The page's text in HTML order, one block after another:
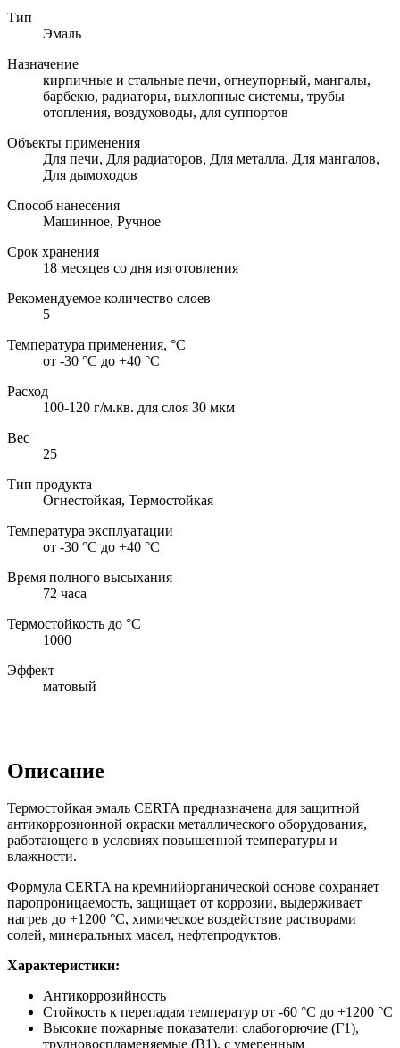
Тип
Эмаль
Назначение
кирпичные и стальные печи, огнеупорный, мангалы,
барбекю, радиаторы, выхлопные системы, трубы
отопления, воздуховоды, для суппортов
Объекты применения
Для печи, Для радиаторов, Для металла, Для мангалов,
Для дымоходов
Способ нанесения
Машинное, Ручное
Срок хранения
18 месяцев со дня изготовления
Рекомендуемое количество слоев
5
Температура применения, °С
от -30 °С до +40 °С
Расход
100-120 г/м.кв. для слоя 30 мкм
Вес
25
Тип продукта
Огнестойкая, Термостойкая
Температура эксплуатации
от -30 °С до +40 °С
Время полного высыхания
72 часа
Термостойкость до °C
1000
Эффект
матовый
Описание
Термостойкая эмаль CERTA предназначена для защитной
антикоррозионной окраски металлического оборудования,
работающего в условиях повышенной температуры и
влажности.
Формула CERTA на кремнийорганической основе сохраняет
паропроницаемость, защищает от коррозии, выдерживает
нагрев до +1200 °С, химическое воздействие растворами
солей, минеральных масел, нефтепродуктов.
Характеристики:
Антикоррозийность
Стойкость к перепадам температур от -60 °С до +1200 °С
Высокие пожарные показатели: слабогорючие (Г1),
трудновоспламеняемые (В1), с умеренным